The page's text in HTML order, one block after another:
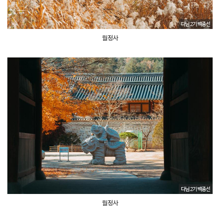
월정사
월정사